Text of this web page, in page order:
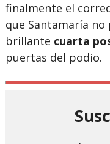
finalmente el
que Santamaría
brillante cuarta
puertas del podio.